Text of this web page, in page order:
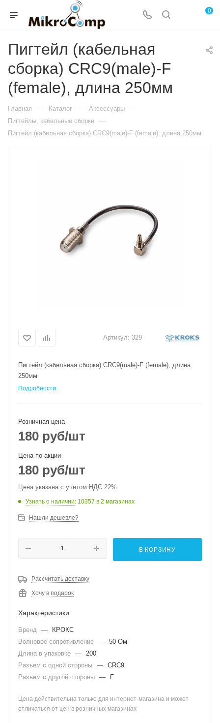
0
Пигтейл (кабельная
сборка) CRC9(male)-F
(female), длина 250мм
Главная — Каталог — Аксессуары —
Пигтейлы, кабельные сборки —
Пигтейл (кабельная сборка) CRC9(male)-F (female), длина 250мм
Артикул: 329
Пигтейл (кабельная сборка) CRC9(male)-F (female), длина
250мм
Подробности
Розничная цена
180 руб/шт
Цена по акции
180 руб/шт
Цена указана с учетом НДС 22%
Узнать о наличии: 10357 в 2 магазинах
Нашли дешевле?
В КОРЗИНУ
Рассчитать доставку
Хочу в подарок
Характеристики
Бренд —
КРОКС
Волновое сопротивление — 50 Ом
Длина в упаковке — 200
Разъем с одной стороны — CRC9
Разъем с другой стороны — F
Цена действительна только для интернет-магазина и может
отличаться от цен в розничных магазинах